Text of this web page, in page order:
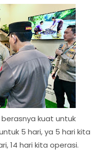
kuat untuk
5 hari, ya 5 hari kita
14 hari kita operasi.